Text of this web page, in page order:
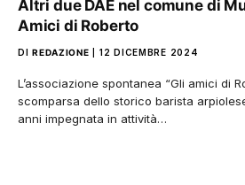
Altri due DAE nel comune di
Amici di Roberto
DI REDAZIONE 12 DICEMBRE 2024
L’associazione spontanea “Gli amici di
scomparsa dello storico barista
anni impegnata in attività…